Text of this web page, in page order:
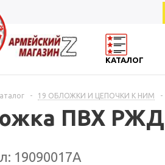
КАТАЛОГ
- 19 ОБЛОЖКИ И ЦЕПОЧКИ К НИМ -
ПВХ РЖД
19090017А